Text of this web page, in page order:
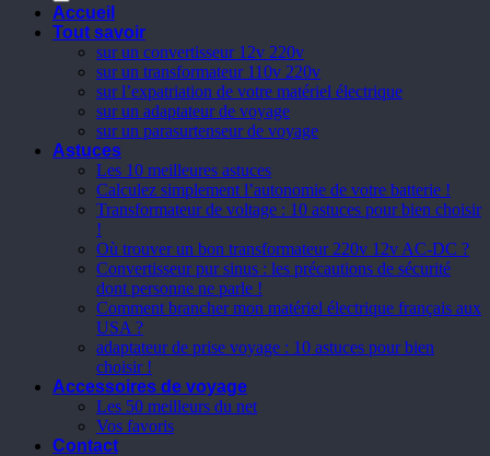
Accueil
Tout savoir
sur un convertisseur 12v 220v
sur un transformateur 110v 220v
sur l’expatriation de votre matériel électrique
sur un adaptateur de voyage
sur un parasurtenseur de voyage
Astuces
Les 10 meilleures astuces
Calculez simplement l’autonomie de votre batterie !
Transformateur de voltage : 10 astuces pour bien choisir
!
Où trouver un bon transformateur 220v 12v AC-DC ?
Convertisseur pur sinus : les précautions de sécurité
dont personne ne parle !
Comment brancher mon matériel électrique français aux
USA ?
adaptateur de prise voyage : 10 astuces pour bien
choisir !
Accessoires de voyage
Les 50 meilleurs du net
Vos favoris
Contact